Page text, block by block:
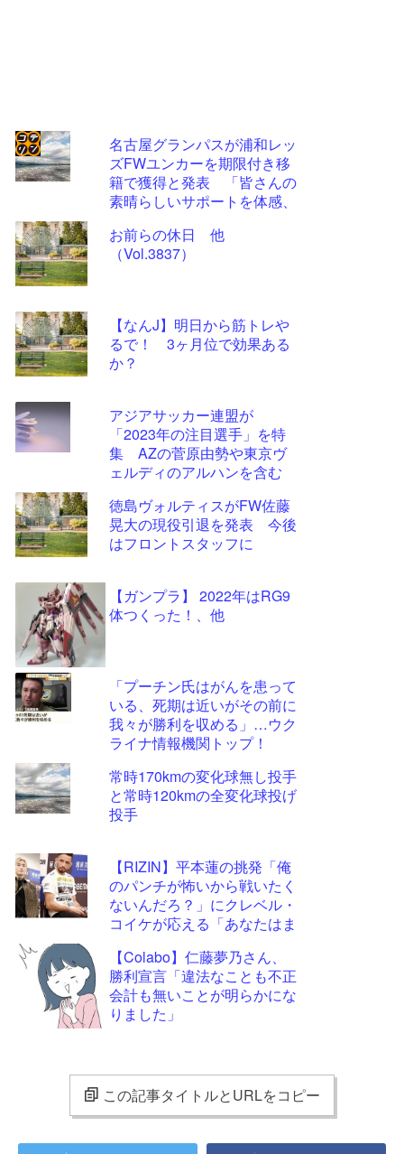
名古屋グランパスが浦和レッ
ズFWユンカーを期限付き移
籍で獲得と発表 「皆さんの
素晴らしいサポートを体感、
ん」
お前らの休日 他
（Vol.3837）
【なんJ】明日から筋トレや
るで！ 3ヶ月位で効果ある
か？
アジアサッカー連盟が
「2023年の注目選手」を特
集 AZの菅原由勢や東京ヴ
ェルディのアルハンを含む
徳島ヴォルティスがFW佐藤
晃大の現役引退を発表 今後
はフロントスタッフに
【ガンプラ】 2022年はRG9
体つくった！、他
「プーチン氏はがんを患って
いる、死期は近いがその前に
我々が勝利を収める」…ウク
ライナ情報機関トップ！
常時170kmの変化球無し投手
と常時120kmの全変化球投げ
投手
【RIZIN】平本蓮の挑発「俺
のパンチが怖いから戦いたく
ないんだろ？」にクレベル・
コイケが応える「あなたはま
【Colabo】仁藤夢乃さん、
勝利宣言「違法なことも不正
会計も無いことが明らかにな
りました」
コテ
- 固
定リ
ンク
更新
ツー
ル
この記事タイトルとURLをコピー